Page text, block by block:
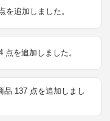
を追加しました。
を追加しました。
品 137 点を追加しまし